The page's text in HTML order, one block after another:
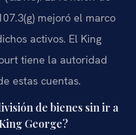
mejoró el marco
activos. El King
tiene la autoridad
estas cuentas.
de bienes sin ir a
George?